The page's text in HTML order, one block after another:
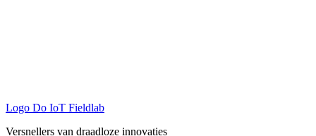
Logo Do IoT Fieldlab
Versnellers van draadloze innovaties